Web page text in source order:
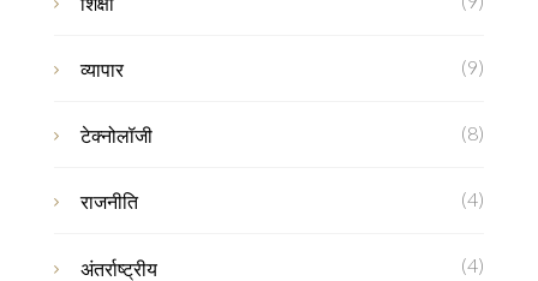
व्यापार (9)
टेक्नोलॉजी (8)
राजनीति (4)
अंतर्राष्ट्रीय (4)